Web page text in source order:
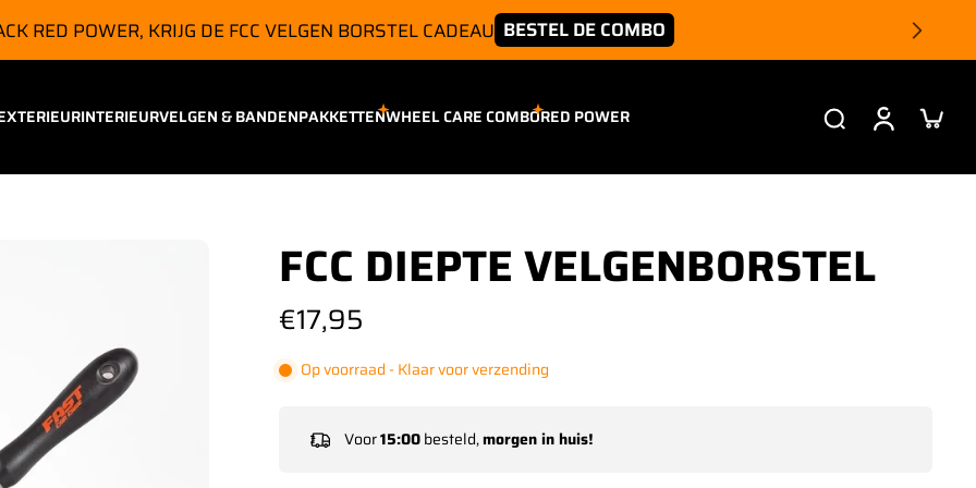
Wheel Care Combo nu live – gratis Diepte
INTERIEURVELGEN & BANDENPAKKETTENWHEEL CARE COMBORED POWER
FCC DIEPTE VELGENBORSTEL
€17,95
Op voorraad - Klaar voor verzending
Voor15:00besteld,morgen in huis!